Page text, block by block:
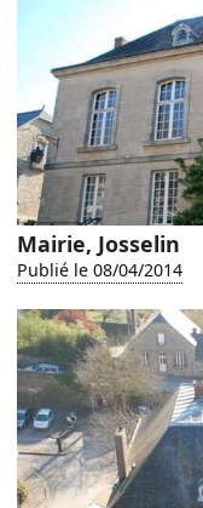
Mairie, Josselin
Publié le 08/04/2014